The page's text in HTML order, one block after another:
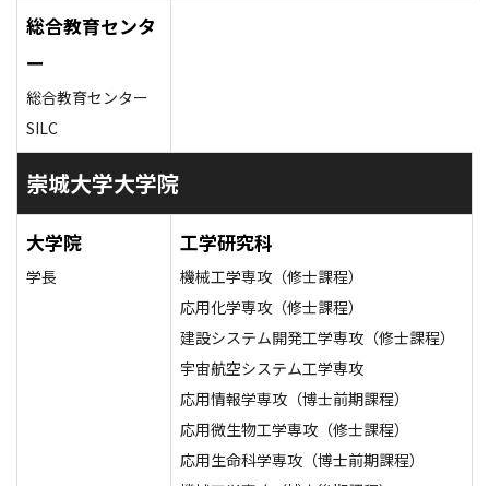
総合教育センタ
ー
総合教育センター
SILC
崇城大学大学院
大学院
学長
工学研究科
機械工学専攻（修士課程）
応用化学専攻（修士課程）
建設システム開発工学専攻（修士課程）
宇宙航空システム工学専攻
応用情報学専攻（博士前期課程）
応用微生物工学専攻（修士課程）
応用生命科学専攻（博士前期課程）